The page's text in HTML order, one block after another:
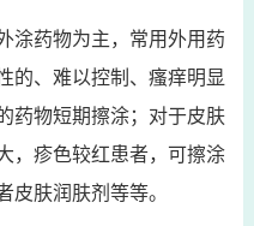
涂药物为主，常用外用药
的、难以控制、瘙痒明显
药物短期擦涂；对于皮肤
，疹色较红患者，可擦涂
皮肤润肤剂等等。